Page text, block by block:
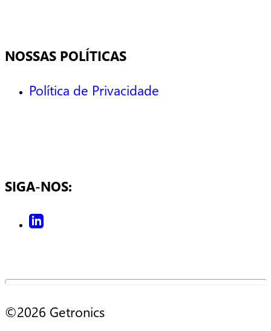
NOSSAS POLÍTICAS
Política de Privacidade
SIGA-NOS:
©2026 Getronics